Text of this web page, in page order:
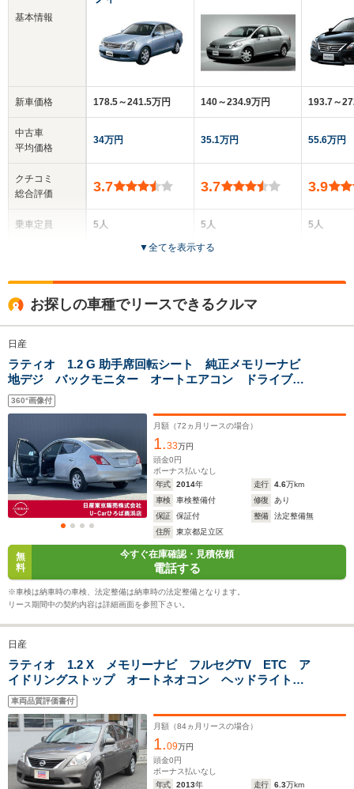
基本情報
新車価格
中古車
平均価格
クチコミ
総合評価
乗車定員
サイズ
WLTCモード
燃費
駆動方式
178.5～241.5万円
34万円
3.7
5人
1.5m～1.51m
全幅
1.7m
ホイールベース
-m
FF、4WD
140～234.9万円
35.1万円
3.7
5人
4ドア
1.54m
全幅
1.7m
-
FF、4WD
193.7～
55.6万円
3.9
5人
FF
▼全てを表示する
お探しの車種でリースできるクルマ
日産
ラティオ 1.2 G 助手席回転シート 純正メモリーナビ
地デジ バックモニター オートエアコン ドライブレ
コーダー Wエアバック インテリキー パワーウィン
ドゥ プラスチックバイザー 助手席回転シート
360°画像付
月額（72 ヵ月リースの場合）
1.33万円
頭金0円
ボーナス払いなし
年式
2014年 走行 4.6万km
車検
車検整備付 修復
あり
保証
保証付 整備
法定整備無
住所
東京都足立区
無
料
今すぐ在庫確認・見積依頼
電話する
※車検は納車時の車検、法定整備は納車時の法定整備となります。
リース期間中の契約内容は詳細画面を参照下さい。
日産
ラティオ 1.2 X メモリーナビ フルセグTV ETC ア
イドリングストップ オートネオコン ヘッドライトレ
ベライザー マニュアルエアコン USB CD 電動格納
式ドアミラー パワーウィンドウ リモコンキー
車両品質評価書付
月額（84ヵ月リースの場合）
1.09万円
頭金0円
ボーナス払いなし
年式
2013年 走行 6.3万km